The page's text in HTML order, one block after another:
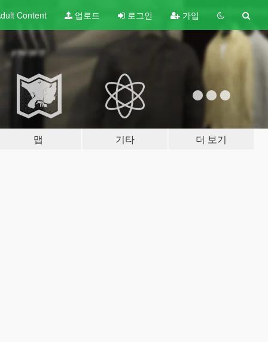
Content 업로드 로그인 가입
맵 기타 더 보기